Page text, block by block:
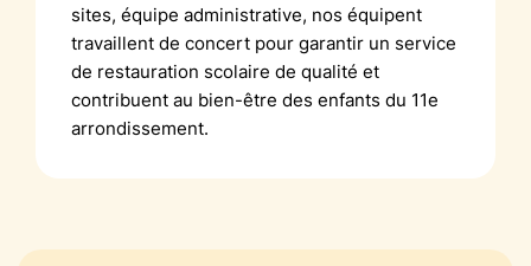
sites, équipe administrative, nos équipent
travaillent de concert pour garantir un service
de restauration scolaire de qualité et
contribuent au bien-être des enfants du 11e
arrondissement.